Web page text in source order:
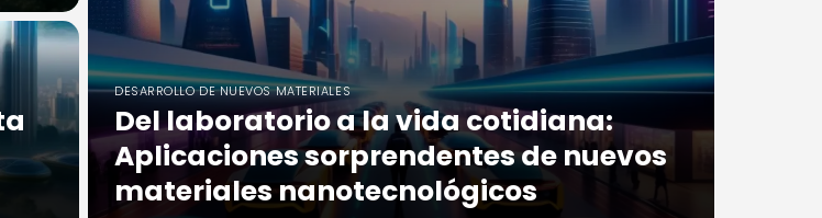
DESARROLLO DE NUEVOS MATERIALES
Del laboratorio a la vida cotidiana:
Aplicaciones sorprendentes de nuevos
materiales nanotecnológicos